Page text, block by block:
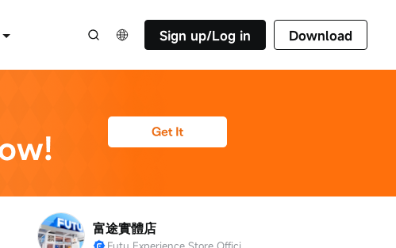
Sign up/Log in Download
富途實體店